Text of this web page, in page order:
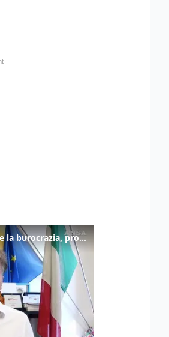
La fibra aiuta l'IA ad abbattere la burocrazia, progetto pilota in Veneto